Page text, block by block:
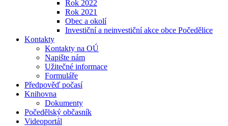
Rok 2022
Rok 2021
Obec a okolí
Investiční a neinvestiční akce obce Počedělice
Kontakty
Kontakty na OÚ
Napište nám
Užitečné informace
Formuláře
Předpověď počasí
Knihovna
Dokumenty
Počedělský občasník
Videoportál